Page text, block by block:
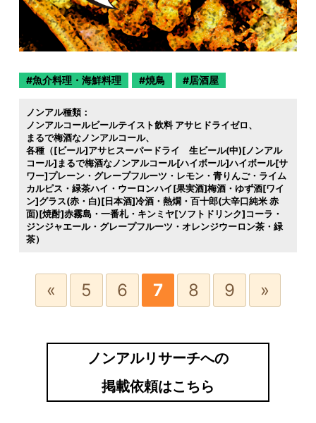
魚介料理・海鮮料理 焼鳥 居酒屋
ノンアル種類：
ノンアルコールビールテイスト飲料 アサヒドライゼロ
まるで梅酒なノンアルコール
各種（[ビール]アサヒスーパードライ 生ビール(中)[ノンアル
コール]まるで梅酒なノンアルコール[ハイボール]ハイボール[サ
ワー]プレーン・グレープフルーツ・レモン・青りんご・ライム
カルピス・緑茶ハイ・ウーロンハイ[果実酒]梅酒・ゆず酒[ワイ
ン]グラス(赤・白)[日本酒]冷酒・熱燗・百十郎(大辛口純米 赤
面)[焼酎]赤霧島・一番札・キンミヤ[ソフトドリンク]コーラ・
ジンジャエール・グレープフルーツ・オレンジウーロン茶・緑
茶）
« 5 6 7 8 9 »
ノンアルリサーチへの
掲載依頼はこちら